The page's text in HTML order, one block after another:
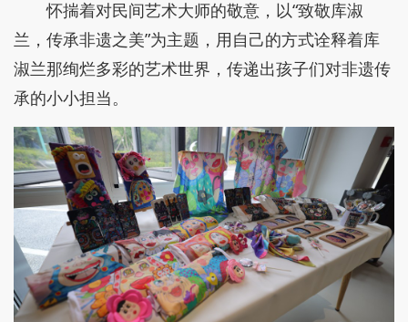
怀揣着对民间艺术大师的敬意，以“致敬库淑
兰，传承非遗之美”为主题，用自己的方式诠释着库
淑兰那绚烂多彩的艺术世界，传递出孩子们对非遗传
承的小小担当。